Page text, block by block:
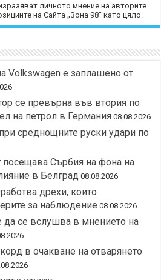
личното мнение на авторите.
на Сайта „Зона 98“ като цяло.
Volkswagen е заплашено от
се превърна във втория по
на петрол в Германия 08.08.2026
среднощните руски удари по
посещава Сърбия на фона на
в Белград 08.08.2026
дрехи, които
за наблюдение 08.08.2026
да се вслушва в мнението на
в очакване на отварянето